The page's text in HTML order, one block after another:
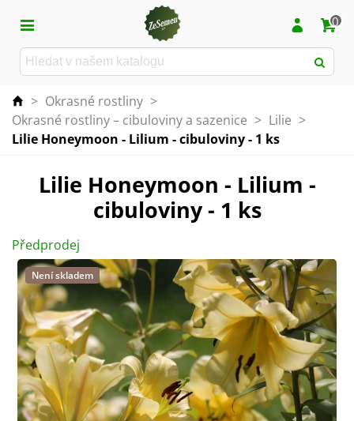
0
> Okrasné rostliny >
Okrasné rostliny – cibuloviny a sazenice > Lilie >
Lilie Honeymoon - Lilium - cibuloviny - 1 ks
Lilie Honeymoon - Lilium -
cibuloviny - 1 ks
Předprodej
Není skladem